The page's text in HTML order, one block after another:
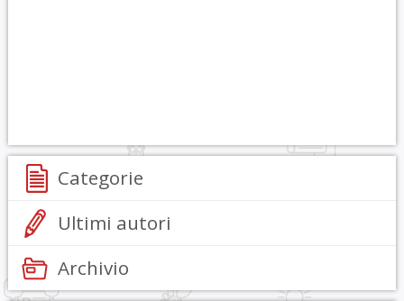
Categorie
Ultimi autori
Archivio